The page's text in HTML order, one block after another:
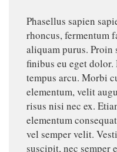
Phasellus sapien
rhoncus, fermentum
aliquam purus. Proin
finibus eu eget
tempus arcu. Morbi
elementum, velit
risus nisi nec ex.
elementum
vel semper velit.
suscipit, nec